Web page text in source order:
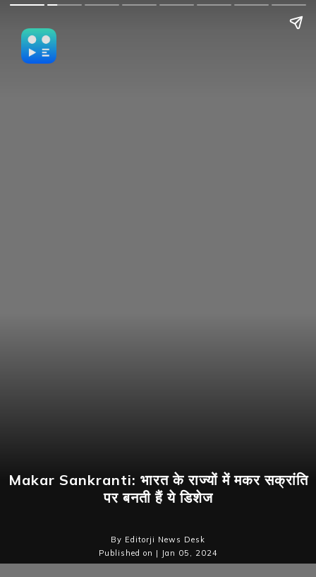
Makar Sankranti: भारत के राज्यों में मकर सक्रांति
पर बनती हैं ये डिशेज
By Editorji News Desk
Published on | Jan 05, 2024